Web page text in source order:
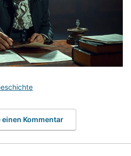
einen Kommentar